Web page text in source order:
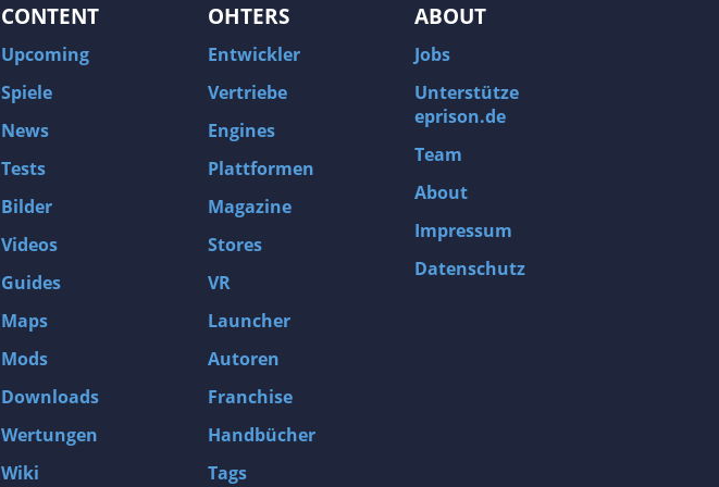
CONTENT
Upcoming
Spiele
News
Tests
Bilder
Videos
Guides
Maps
Mods
Downloads
Wertungen
Wiki
OHTERS
Entwickler
Vertriebe
Engines
Plattformen
Magazine
Stores
VR
Launcher
Autoren
Franchise
Handbücher
Tags
ABOUT
Jobs
Unterstütze
eprison.de
Team
About
Impressum
Datenschutz